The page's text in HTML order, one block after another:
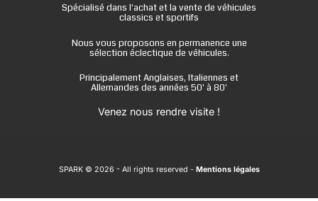
Spécialisé dans l'achat et la vente de véhicules
classics et sportifs
Nous vous proposons en permanence une
sélection éclectique de véhicules.
Principalement Anglaises, Italiennes et
Allemandes des années 50' à 80'
Venez nous rendre visite !
SPARK © 2026 - All rights reserved - Mentions légales